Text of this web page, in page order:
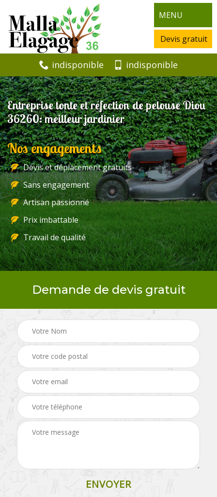
MENU
Devis gratuit
indisponible indisponible
Entreprise tonte et réfection de pelouse Diou
36260: meilleur jardinier
Nos engagements
Devis et déplacement gratuits
Sans engagement
Artisan passionné
Prix imbattable
Travail de qualité
Demande de devis gratuit